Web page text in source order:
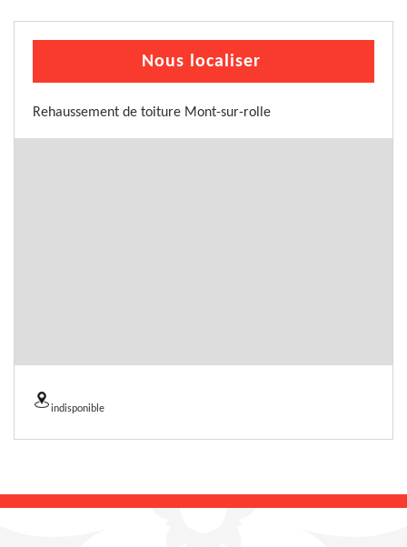
Nous localiser
Rehaussement de toiture Mont-sur-rolle
indisponible